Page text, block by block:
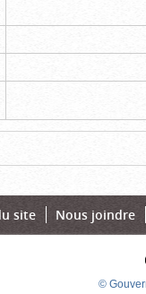
site Nous joindre
©